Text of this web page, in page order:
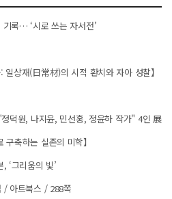
록… ‘시로 쓰는 자서전’
상재(日常材)의 시적 환치와 자아 성찰】
덕원, 나지윤, 민선홍, 정윤하 작가" 4인 展
구축하는 실존의 미학】
‘그리움의 빛’
아트북스 / 288쪽